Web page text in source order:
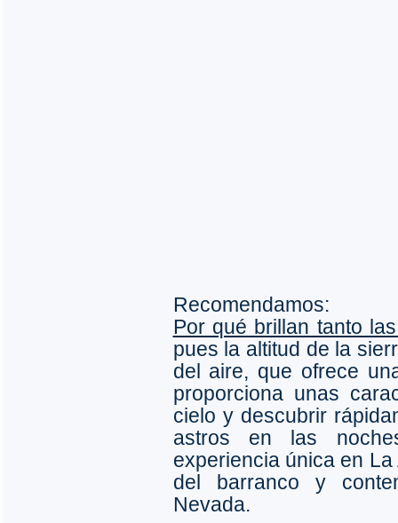
Recomendamos:
Por qué brillan tanto
pues la altitud de la
del aire, que ofrece
proporciona unas
cielo y descubrir
astros en las
experiencia única en
del barranco y
Nevada.